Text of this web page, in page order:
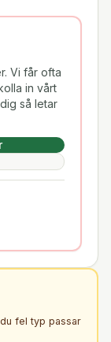
Vi får ofta
in vårt
så letar
fel typ passar